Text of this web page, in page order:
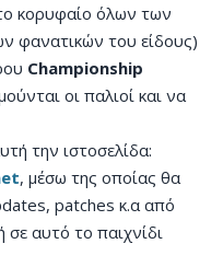
κορυφαίο όλων των
φανατικών του είδους)
Championship
οι παλιοί και να
την ιστοσελίδα:
, μέσω της οποίας θα
patches κ.α από
αυτό το παιχνίδι